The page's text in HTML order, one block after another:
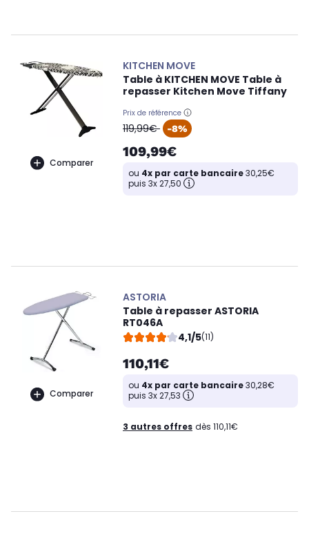
Comparer
KITCHEN MOVE
Table à KITCHEN MOVE Table à
repasser Kitchen Move Tiffany
Prix de référence
oldPrice
119,99€ -8%
109,99€
ou 4x par carte bancaire30,25€
puis 3x 27,50
Comparer
ASTORIA
Table à repasser ASTORIA
RT046A
4,1/5(11)
110,11€
ou 4x par carte bancaire30,28€
puis 3x 27,53
3 autres offres dès 110,11€